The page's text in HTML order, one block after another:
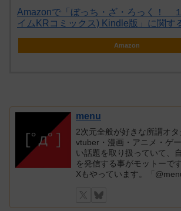
Amazonで「ぼっち・ざ・ろっく！
イムKRコミックス) Kindle版」に関す
Amazon
menu
2次元全般が好きな所謂オタ
vtuber・漫画・アニメ・ゲ
い話題を取り扱っていて、
を発信する事がモットーです
Xもやっています。「